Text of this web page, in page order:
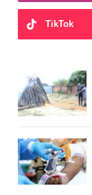
TikTok